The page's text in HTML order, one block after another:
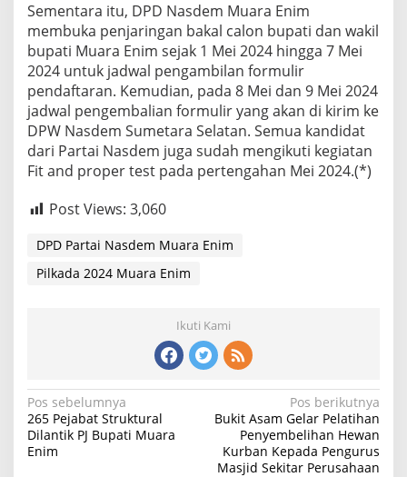
Sementara itu, DPD Nasdem Muara Enim
membuka penjaringan bakal calon bupati dan wakil
bupati Muara Enim sejak 1 Mei 2024 hingga 7 Mei
2024 untuk jadwal pengambilan formulir
pendaftaran. Kemudian, pada 8 Mei dan 9 Mei 2024
jadwal pengembalian formulir yang akan di kirim ke
DPW Nasdem Sumetara Selatan. Semua kandidat
dari Partai Nasdem juga sudah mengikuti kegiatan
Fit and proper test pada pertengahan Mei 2024.(*)
Post Views: 3,060
DPD Partai Nasdem Muara Enim
Pilkada 2024 Muara Enim
Ikuti Kami
Navigasi
pos
Pos sebelumnya
265 Pejabat Struktural
Dilantik PJ Bupati Muara
Enim
Pos berikutnya
Bukit Asam Gelar Pelatihan
Penyembelihan Hewan
Kurban Kepada Pengurus
Masjid Sekitar Perusahaan